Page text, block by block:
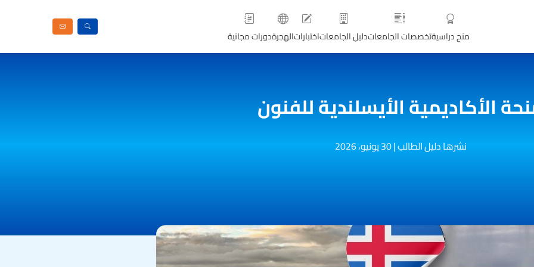
منح دراسيةتخصصات الجامعاتدليل الجامعاتاختباراتالهجرةدورات مجانية
الأكاديمية الأيسلندية للفنون
نشرها دليل الطالب|30 يونيو، 2026